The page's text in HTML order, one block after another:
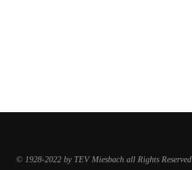
© 1928-2022 by TEV Miesbach all Rights Reserved